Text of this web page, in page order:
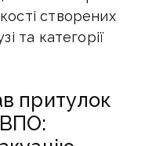
створених
та категорії
притулок